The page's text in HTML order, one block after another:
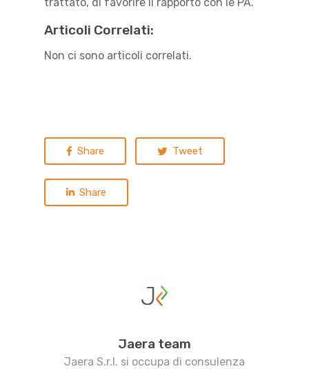
Articoli Correlati:
Non ci sono articoli correlati.
Share Tweet
Share
Jaera team
Jaera S.r.l. si occupa di consulenza